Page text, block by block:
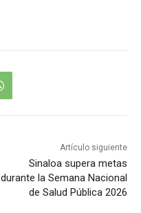
Artículo siguiente
Sinaloa supera metas
durante la Semana Nacional
de Salud Pública 2026